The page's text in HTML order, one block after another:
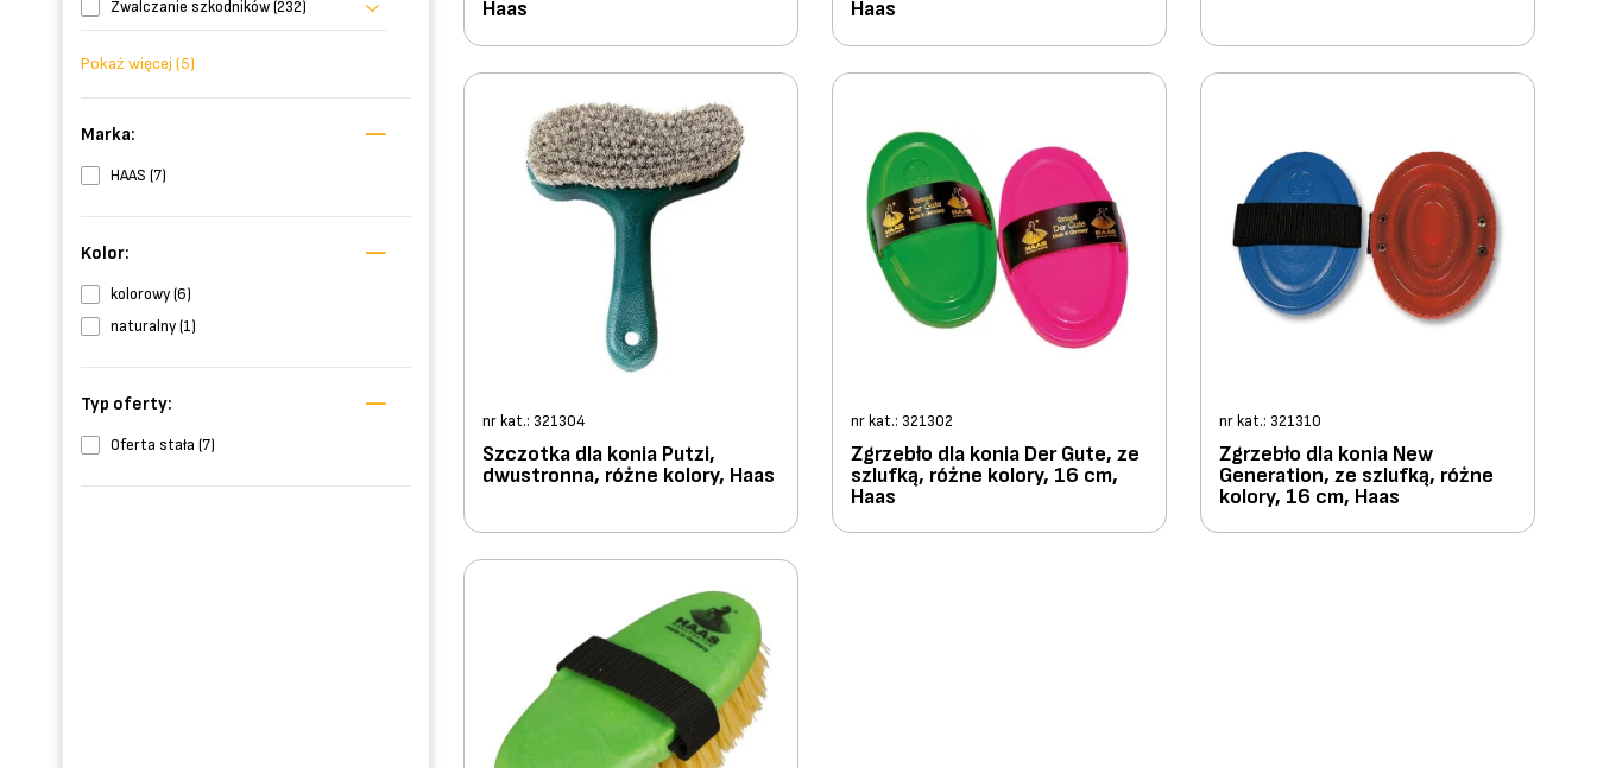
Zwalczanie szkodników (232)
Pokaż więcej (5)
Marka:
HAAS (7)
Kolor:
kolorowy (6)
naturalny (1)
Typ oferty:
Oferta stała (7)
Haas
Haas
nr kat.: 321304
Szczotka dla konia Putzi,
dwustronna, różne kolory, Haas
nr kat.: 321302
Zgrzebło dla konia Der Gute, ze
szlufką, różne kolory, 16 cm,
Haas
nr kat.: 321310
Zgrzebło dla konia New
Generation, ze szlufką, różne
kolory, 16 cm, Haas